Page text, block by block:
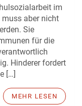
im
aber nicht
Sie
für die
Hinderer fordert
[…]
MEHR LESEN